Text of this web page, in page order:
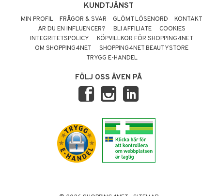
KUNDTJÄNST
MIN PROFIL FRÅGOR & SVAR GLÖMT LÖSENORD
KONTAKT
ÄR DU EN INFLUENCER?
BLI AFFILIATE
COOKIES
INTEGRITETSPOLICY
KÖPVILLKOR FÖR SHOPPING4NET
OM SHOPPING4NET
SHOPPING4NET BEAUTYSTORE
TRYGG E-HANDEL
FÖLJ OSS ÄVEN PÅ